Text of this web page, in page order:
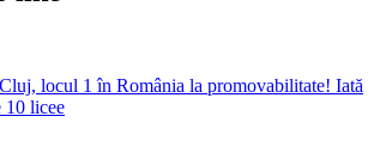
locul 1 în România la promovabilitate! Iată
10 licee